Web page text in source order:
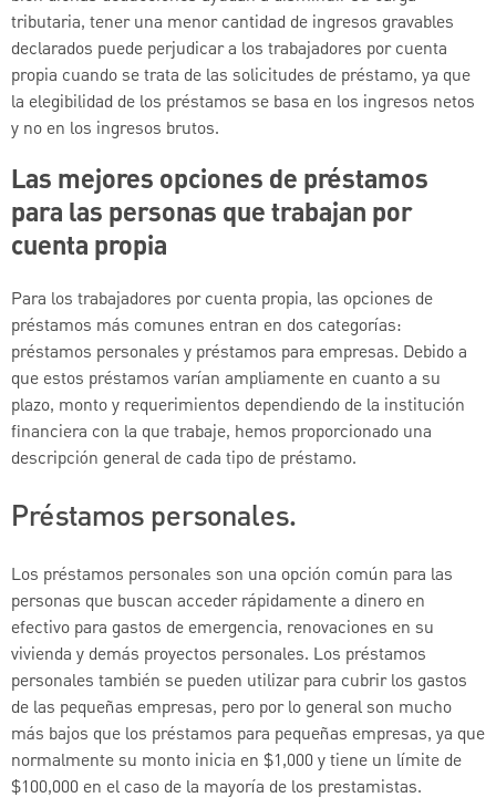
tributaria, tener una menor cantidad de ingresos gravables
declarados puede perjudicar a los trabajadores por cuenta
propia cuando se trata de las solicitudes de préstamo, ya que
la elegibilidad de los préstamos se basa en los ingresos netos
y no en los ingresos brutos.
Las mejores opciones de préstamos
para las personas que trabajan por
cuenta propia
Para los trabajadores por cuenta propia, las opciones de
préstamos más comunes entran en dos categorías:
préstamos personales y préstamos para empresas. Debido a
que estos préstamos varían ampliamente en cuanto a su
plazo, monto y requerimientos dependiendo de la institución
financiera con la que trabaje, hemos proporcionado una
descripción general de cada tipo de préstamo.
Préstamos personales.
Los préstamos personales son una opción común para las
personas que buscan acceder rápidamente a dinero en
efectivo para gastos de emergencia, renovaciones en su
vivienda y demás proyectos personales. Los préstamos
personales también se pueden utilizar para cubrir los gastos
de las pequeñas empresas, pero por lo general son mucho
más bajos que los préstamos para pequeñas empresas, ya que
normalmente su monto inicia en $1,000 y tiene un límite de
$100,000 en el caso de la mayoría de los prestamistas.